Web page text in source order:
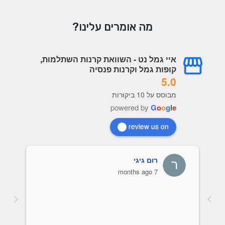
מה אומרים עלינו?
איי גמל נט - השוואת קרנות השתלמות,
קופות גמל וקרנות פנסיה
5.0
מבוסס על 10 ביקורות
powered by Google
review us on
רום גיגי
7 months ago